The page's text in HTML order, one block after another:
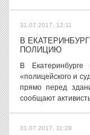
31.07.2017, 12:11
В
ПОЛИЦИЮ
В Екатеринбурге
«полицейского и
прямо перед
сообщают
31.07.2017, 11:28